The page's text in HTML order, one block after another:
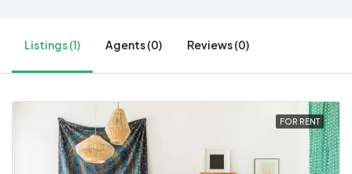
Listings (1) Agents (0) Reviews (0)
FOR RENT